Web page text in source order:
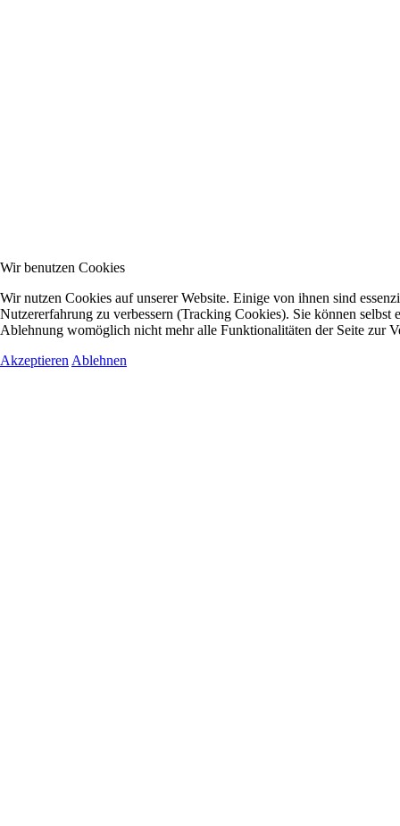
Wir benutzen Cookies
Wir nutzen Cookies auf unserer Website. Einige von ihnen sind
Nutzererfahrung zu verbessern (Tracking Cookies). Sie können selbst
Ablehnung womöglich nicht mehr alle Funktionalitäten der Seite zur
Akzeptieren Ablehnen